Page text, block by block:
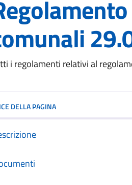
del
i regolamenti relativi al
DELLA PAGINA